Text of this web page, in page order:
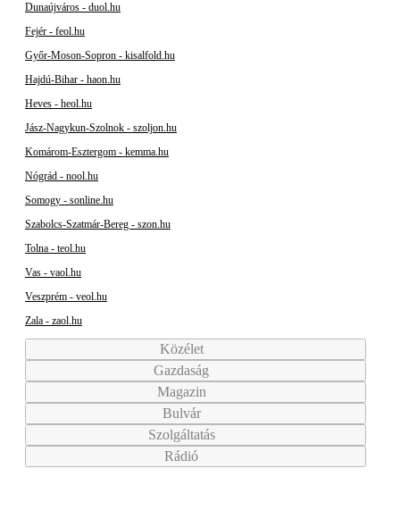
Dunaújváros - duol.hu
Fejér - feol.hu
Győr-Moson-Sopron - kisalfold.hu
Hajdú-Bihar - haon.hu
Heves - heol.hu
Jász-Nagykun-Szolnok - szoljon.hu
Komárom-Esztergom - kemma.hu
Nógrád - nool.hu
Somogy - sonline.hu
Szabolcs-Szatmár-Bereg - szon.hu
Tolna - teol.hu
Vas - vaol.hu
Veszprém - veol.hu
Zala - zaol.hu
Közélet
Gazdaság
Magazin
Bulvár
Szolgáltatás
Rádió